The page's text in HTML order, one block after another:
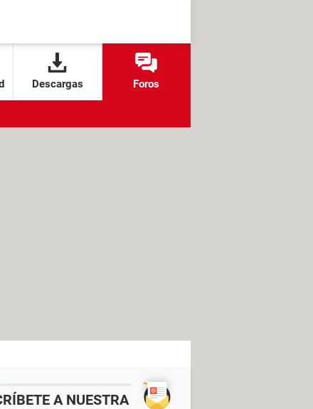
Descargas Foros
A NUESTRA